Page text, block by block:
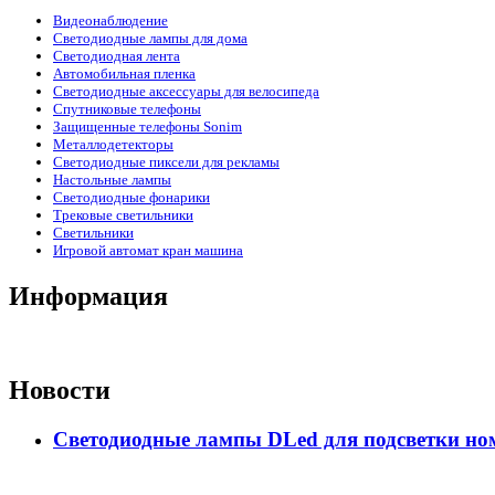
Видеонаблюдение
Светодиодные лампы для дома
Светодиодная лента
Автомобильная пленка
Светодиодные аксессуары для велосипеда
Спутниковые телефоны
Защищенные телефоны Sonim
Металлодетекторы
Светодиодные пиксели для рекламы
Настольные лампы
Светодиодные фонарики
Трековые светильники
Светильники
Игровой автомат кран машина
Информация
Новости
Светодиодные лампы DLed для подсветки